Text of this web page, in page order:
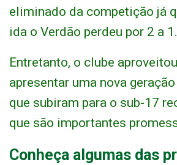
eliminado da competição já
ida o Verdão perdeu por 2 a 1.
Entretanto, o clube
apresentar uma nova
que subiram para o sub-17
que são importantes
Conheça algumas das